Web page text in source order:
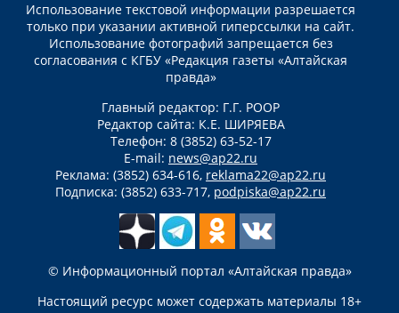
Использование текстовой информации разрешается
только при указании активной гиперссылки на сайт.
Использование фотографий запрещается без
согласования с КГБУ «Редакция газеты «Алтайская
правда»
Главный редактор: Г.Г. РООР
Редактор сайта: К.Е. ШИРЯЕВА
Телефон: 8 (3852) 63-52-17
E-mail: news@ap22.ru
Реклама: (3852) 634-616, reklama22@ap22.ru
Подписка: (3852) 633-717, podpiska@ap22.ru
© Информационный портал «Алтайская правда»
Настоящий ресурс может содержать материалы 18+